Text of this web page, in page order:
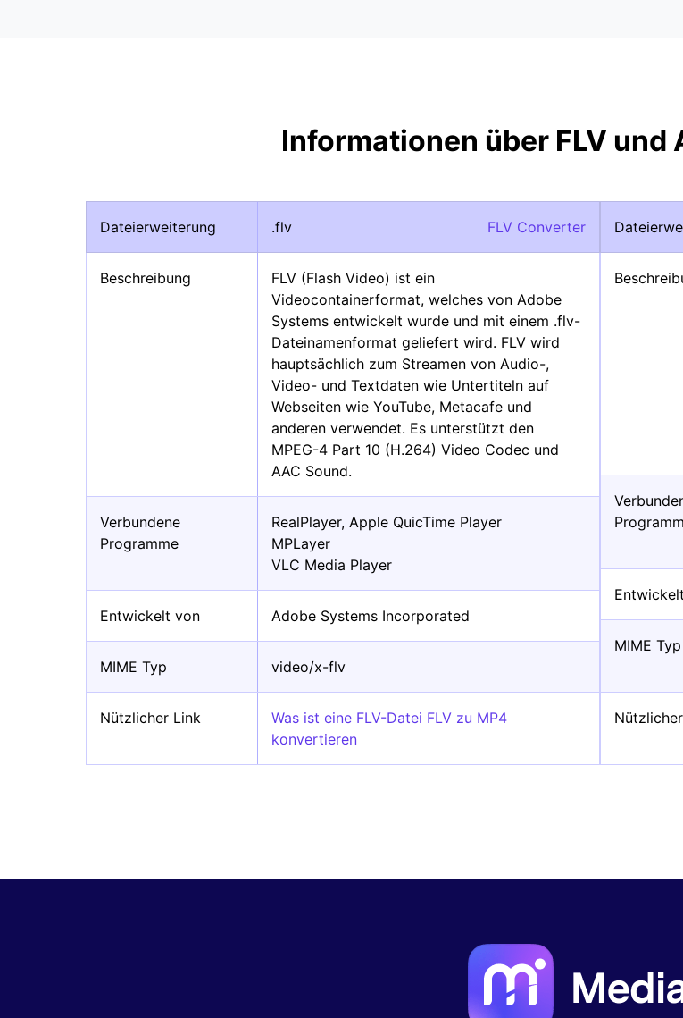
Informationen über FLV und
Dateierweiterung .flv FLV Converter
Beschreibung
FLV (Flash Video) ist ein
Videocontainerformat, welches von Adobe
Systems entwickelt wurde und mit einem .flv-
Dateinamenformat geliefert wird. FLV wird
hauptsächlich zum Streamen von Audio-,
Video- und Textdaten wie Untertiteln auf
Webseiten wie YouTube, Metacafe und
anderen verwendet. Es unterstützt den
MPEG-4 Part 10 (H.264) Video Codec und
AAC Sound.
Verbundene
Programme
RealPlayer, Apple QuicTime Player
MPLayer
VLC Media Player
Entwickelt von Adobe Systems Incorporated
MIME Typ video/x-flv
Nützlicher Link
Was ist eine FLV-Datei FLV zu MP4
konvertieren
MIME Typ